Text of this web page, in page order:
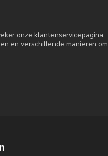
onze klantenservicepagina.
en verschillende manieren om